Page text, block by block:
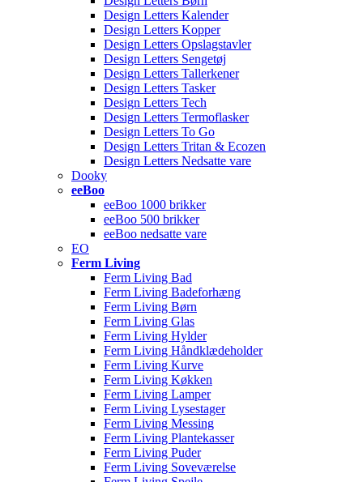
Design Letters Kalender
Design Letters Kopper
Design Letters Opslagstavler
Design Letters Sengetøj
Design Letters Tallerkener
Design Letters Tasker
Design Letters Tech
Design Letters Termoflasker
Design Letters To Go
Design Letters Tritan & Ecozen
Design Letters Nedsatte vare
Dooky
eeBoo
eeBoo 1000 brikker
eeBoo 500 brikker
eeBoo nedsatte vare
EO
Ferm Living
Ferm Living Bad
Ferm Living Badeforhæng
Ferm Living Børn
Ferm Living Glas
Ferm Living Hylder
Ferm Living Håndklædeholder
Ferm Living Kurve
Ferm Living Køkken
Ferm Living Lamper
Ferm Living Lysestager
Ferm Living Messing
Ferm Living Plantekasser
Ferm Living Puder
Ferm Living Soveværelse